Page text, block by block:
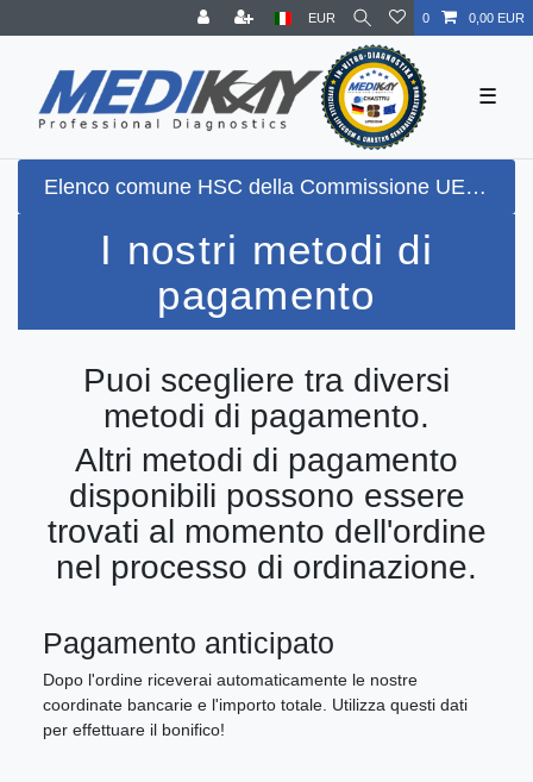
EUR 0 0,00 EUR
☰
Elenco comune HSC della Commissione UE + sensibilità complessiva più alta possibile (100%) secondo il Paul-Ehrlich-Institut (PEI) + rilevamento Omikron BA.5
I nostri metodi di
pagamento
Puoi scegliere tra diversi
metodi di pagamento.
Altri metodi di pagamento
disponibili possono essere
trovati al momento dell'ordine
nel processo di ordinazione.
Pagamento anticipato
Dopo l'ordine riceverai automaticamente le nostre
coordinate bancarie e l'importo totale. Utilizza questi dati
per effettuare il bonifico!